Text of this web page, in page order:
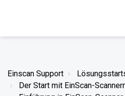
Einscan Support
Der Start mit EinScan-